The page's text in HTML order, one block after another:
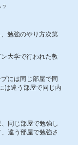
勉強のやり方次第
大学で行われた教
には同じ部屋で同
は違う部屋で同じ内
同じ部屋で勉強し
違う部屋で勉強さ